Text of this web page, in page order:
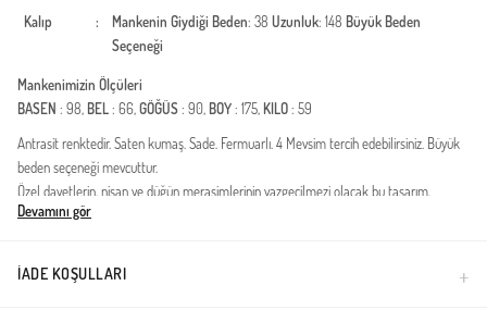
Kalıp
: Mankenin Giydiği Beden: 38 Uzunluk: 148 Büyük Beden
Seçeneği
Mankenimizin Ölçüleri
BASEN : 98, BEL: 66,GÖĞÜS: 90, BOY: 175, KILO: 59
Antrasit renktedir. Saten kumaş. Sade. Fermuarlı. 4 Mevsim tercih edebilirsiniz. Büyük
beden seçeneği mevcuttur.
Özel davetlerin, nişan ve düğün merasimlerinin vazgeçilmezi olacak bu tasarım,
zarafeti ve asaleti bir arada sunuyor. Saten kumaşın kendine has parlaklığı ve
örneklerinden biridir. İçeriğinde kullanılan yüksek kaliteli dokuma, gün boyu konfor
sağlarken estetik görünümden ödün vermez.Kumaş Özelliği: Birinci sınıf, dökümlü ve
Devamını gör
İADE KOŞULLARI